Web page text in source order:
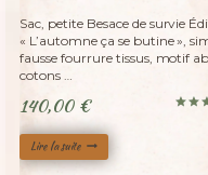
Sac, petite Besace de survie
« L’automne ça se butine »,
fausse fourrure tissus, motif
cotons …
140,00 €
Lire la suite